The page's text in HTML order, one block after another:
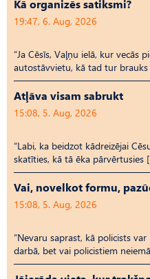
Kā organizēs satiksmi?
19:47, 6. Aug, 2026
“Ja Cēsīs, Vaļņu ielā, kur vecās
autostāvvietu, kā tad tur
Atļāva visam sabrukt
15:08, 5. Aug, 2026
“Labi, ka beidzot kādreizējai
skatīties, kā tā ēka pārvērtusies
Vai, novelkot formu,
15:08, 5. Aug, 2026
“Nevaru saprast, kā policists
darbā, bet vai policistiem